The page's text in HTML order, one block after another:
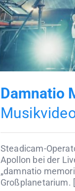
Damnatio
Steadicam-
Apollon bei der
„damnatio
Großplanetarium.